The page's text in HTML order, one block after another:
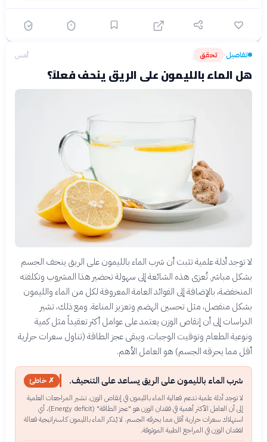
تفاصيل› تحقق أمس
هل الماء بالليمون على الريق ينحف فعلاً؟
لا توجد أدلة علمية تثبت أن شرب الماء بالليمون على الريق ينحف الجسم
بشكل مباشر. تُعزى هذه الشائعة إلى سهولة تحضير هذا المشروب وتكلفته
المنخفضة، بالإضافة إلى الفوائد العامة المعروفة لكل من الماء والليمون
بشكل منفصل، مثل تحسين الهضم وتعزيز المناعة. ومع ذلك، تشير
الدراسات إلى أن إنقاص الوزن يعتمد على عوامل أكثر تعقيداً مثل كمية
ونوعية الطعام وتوقيت الوجبات، ويبقى عجز الطاقة (تناول سعرات حرارية
أقل مما يحرقه الجسم) هو العامل الأهم.
شرب الماء بالليمون على الريق يساعد على التنحيف.
✗ خاطئ
لا توجد أدلة علمية تدعم فعالية الماء بالليمون في إنقاص الوزن. تشير المراجعات العلمية
إلى أن العامل الأكثر أهمية في فقدان الوزن هو "عجز الطاقة" (Energy deficit)، أي
استهلاك سعرات حرارية أقل مما يحرقه الجسم. لا يُذكر الماء بالليمون كاستراتيجية فعالة
لفقدان الوزن في المراجع الطبية الموثوقة.